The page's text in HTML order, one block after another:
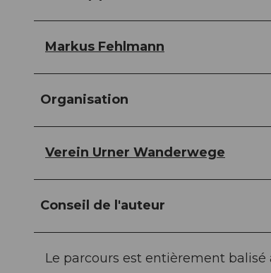
Markus Fehlmann
Organisation
Verein Urner Wanderwege
Conseil de l'auteur
Le parcours est entièrement balisé